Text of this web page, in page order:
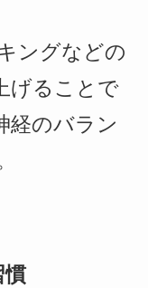
ングなどの
げることで
経のバラン
慣